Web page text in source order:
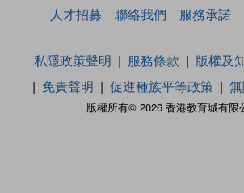
人才招募
聯絡我們 服務承諾
版權所有© 2026 香港教育城有限
私隱政策聲明 服務條款
版權及
免責聲明
促進種族平等政策